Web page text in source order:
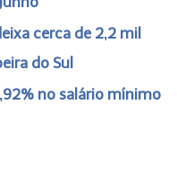
cerca de 2,2 mil
do Sul
no salário mínimo